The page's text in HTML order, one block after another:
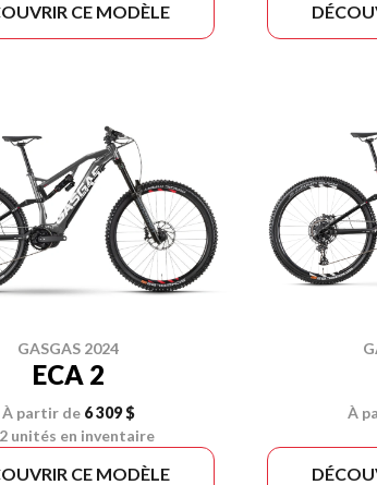
CE MODÈLE
GASGAS 2024
ECA 2
À partir de 6 309 $
2 unités en inventaire
CE MODÈLE
À